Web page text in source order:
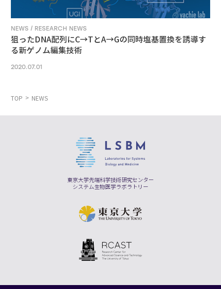
NEWS / RESEARCH NEWS
狙ったDNA配列にC→TとA→Gの同時塩基置換を誘導す
る新ゲノム編集技術
2020.07.01
TOP NEWS
東京大学先端科学技術研究センター
システム生物医学ラボラトリー